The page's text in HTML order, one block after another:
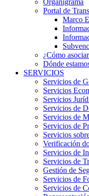
Organigrama
Portal de
Marco
¿Cómo
Dónde
SERVICIOS
Servicios de
Servicios
Servicios
Servicios de
Servicios de
Servicios de
Servicios
Verificación
Servicios de
Servicios de
Gestión de
Servicios de
Servicios de